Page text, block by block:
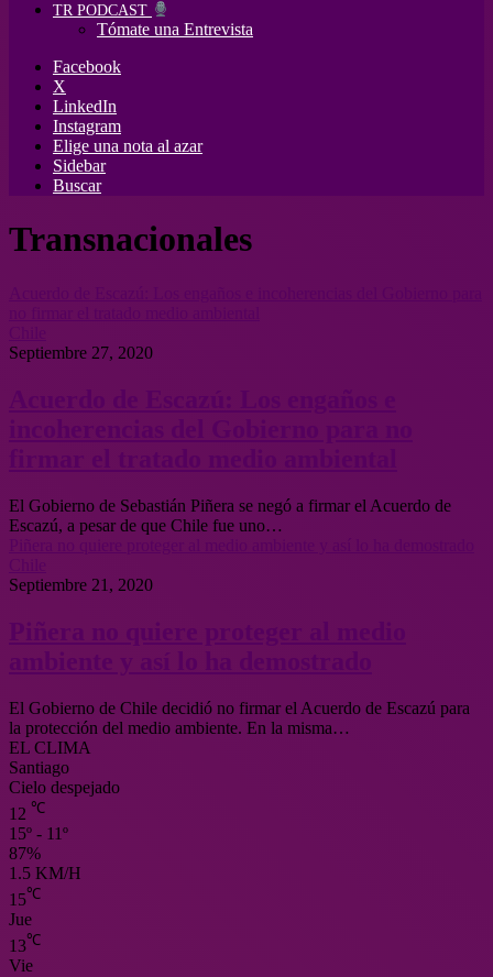
TR PODCAST
Tómate una Entrevista
Facebook
X
LinkedIn
Instagram
Elige una nota al azar
Sidebar
Buscar
Transnacionales
Septiembre 27, 2020
El Gobierno de Sebastián Piñera se negó a firmar el Acuerdo de
Escazú, a pesar de que Chile fue uno…
Septiembre 21, 2020
El Gobierno de Chile decidió no firmar el Acuerdo de Escazú para
la protección del medio ambiente. En la misma…
EL CLIMA
Santiago
Cielo despejado
12 ℃
15º - 11º
87%
1.5 KM/H
15℃
Jue
13℃
Vie